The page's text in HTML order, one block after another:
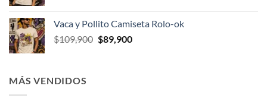
era:
$109,900.
es:
$89,900.
Vaca y Pollito Camiseta Rolo-ok
$109,900 El
$89,900El
MÁS VENDIDOS